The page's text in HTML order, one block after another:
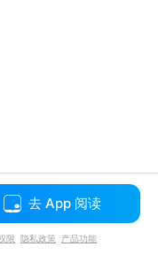
去 App 阅读
限 隐私政策 产品功能